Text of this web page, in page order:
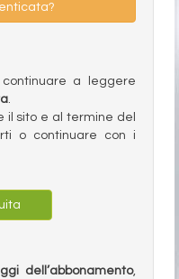
a leggere
.
il sito e al termine del
o continuare con i
dell’abbonamento,